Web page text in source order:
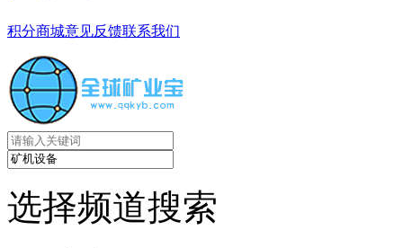
积分商城意见反馈联系我们
选择频道搜索